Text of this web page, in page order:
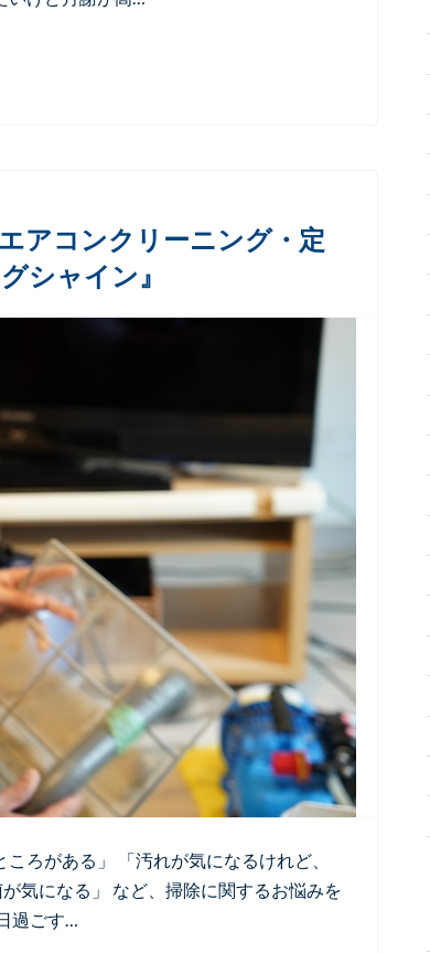
アコンクリーニング・定
シャイン』
ろがある」 「汚れが気になるけれど、
気になる」 など、掃除に関するお悩みを
過ごす…